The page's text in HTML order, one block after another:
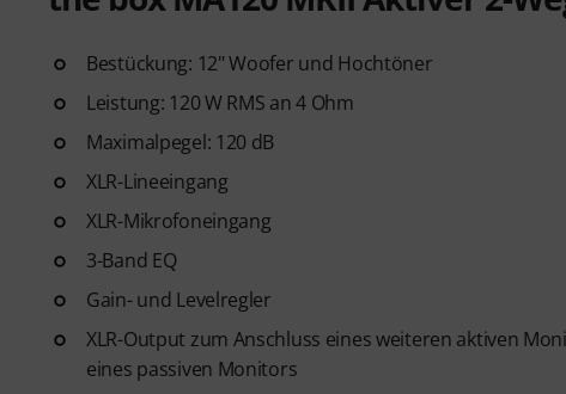
Bestückung: 12" Woofer und Hochtöner
Leistung: 120 W RMS an 4 Ohm
Maximalpegel: 120 dB
XLR-Lineeingang
XLR-Mikrofoneingang
3-Band EQ
Gain- und Levelregler
XLR-Output zum Anschluss eines weiteren aktiven
eines passiven Monitors